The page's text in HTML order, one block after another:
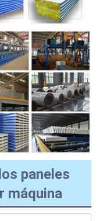
paneles
máquina